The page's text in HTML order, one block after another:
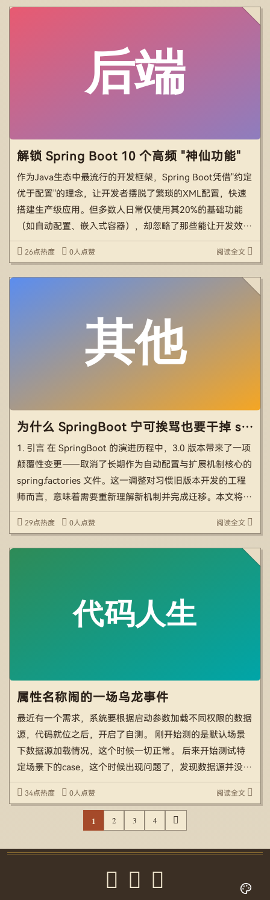
解锁 Spring Boot 10 个高频 "神仙功能"
作为Java生态中最流行的开发框架，Spring Boot凭借"约定
优于配置"的理念，让开发者摆脱了繁琐的XML配置，快速
搭建生产级应用。但多数人日常仅使用其20%的基础功能
（如自动配置、嵌入式容器），却忽略了那些能让开发效率
翻倍、系统稳定性飙升的"隐藏神器"。本文将围绕Spri […]
26点热度 0人点赞 阅读全文
为什么 SpringBoot 宁可挨骂也要干掉 spring.factories?
1. 引言 在 SpringBoot 的演进历程中，3.0 版本带来了一项
颠覆性变更——取消了长期作为自动配置与扩展机制核心的
spring.factories 文件。这一调整对习惯旧版本开发的工程
师而言，意味着需要重新理解新机制并完成迁移。本文将从
spring.factories 的核心作用切入，深入剖析取消它的原
29点热度 0人点赞 阅读全文
属性名称闹的一场乌龙事件
最近有一个需求，系统要根据启动参数加载不同权限的数据
源，代码就位之后，开启了自测。 刚开始测的是默认场景
下数据源加载情况，这个时候一切正常。 后来开始测试特
定场景下的case，这个时候出现问题了，发现数据源并没有
按照我想要的情况加载。第一时间就想到了是不是启动参数
读取的问题。 排查了下发现还真是启动参数读取有问题，
34点热度 0人点赞 阅读全文
1 2 3 4